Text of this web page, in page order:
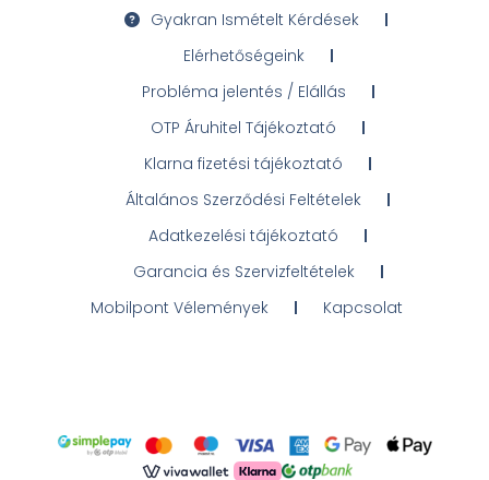
Gyakran Ismételt Kérdések
Elérhetőségeink
Probléma jelentés / Elállás
OTP Áruhitel Tájékoztató
Klarna fizetési tájékoztató
Általános Szerződési Feltételek
Adatkezelési tájékoztató
Garancia és Szervizfeltételek
Mobilpont Vélemények
Kapcsolat